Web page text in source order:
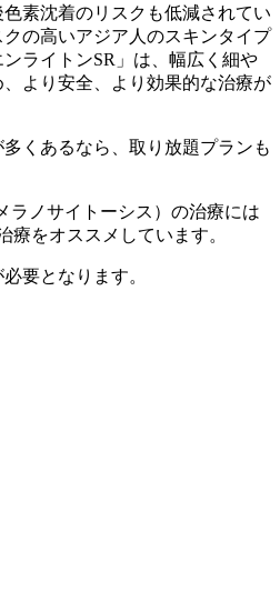
素沈着のリスクも低減されてい
の高いアジア人のスキンタイプ
ライトンSR」は、幅広く細や
より安全、より効果的な治療が
くあるなら、取り放題プランも
ラノサイトーシス）の治療には
療をオススメしています。
要となります。